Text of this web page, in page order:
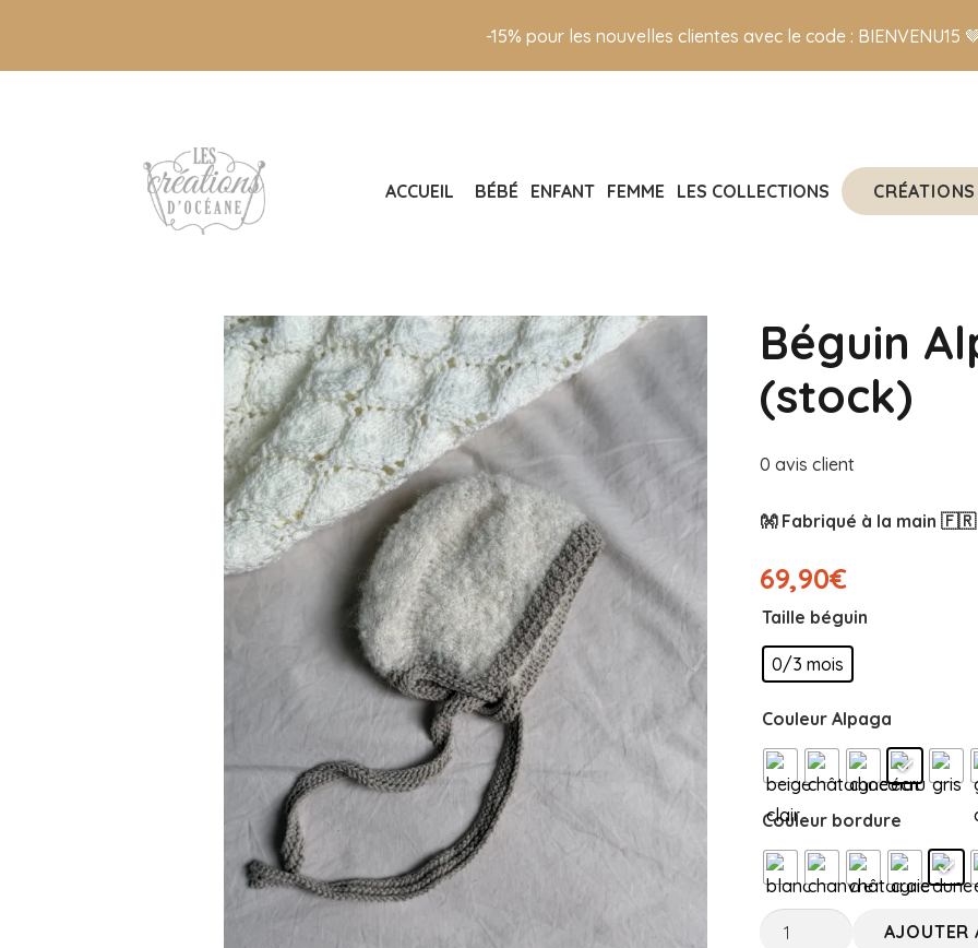
-15% pour les nouvelles clientes avec le code : BIENVENU15
ACCUEIL BÉBÉ ENFANT FEMME LES COLLECTIONS
Béguin
(stock)
0 avis client
👐 Fabriqué à la main 🇫🇷
69,90€
Taille béguin
0/3 mois
Couleur Alpaga
Couleur bordure
quantité
AJOUTER